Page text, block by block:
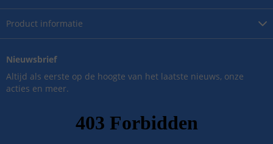
Product informatie
Nieuwsbrief
Altijd als eerste op de hoogte van het laatste nieuws, onze
acties en meer.